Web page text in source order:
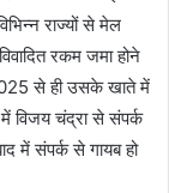
राज्यों से मेल
रकम जमा होने
से ही उसके खाते में
विजय चंद्रा से संपर्क
में संपर्क से गायब हो